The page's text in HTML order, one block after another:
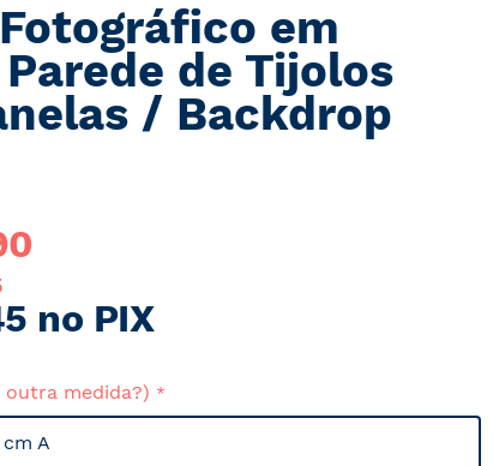
em
de Tijolos
/ Backdrop
no PIX
outra medida?)
A